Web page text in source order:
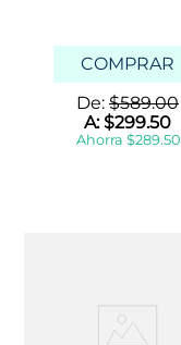
COMPRAR
De: $589.00
A:$299.50
Ahorra $289.50